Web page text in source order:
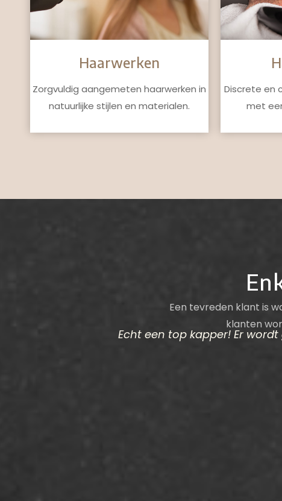
Haarwerken
Zorgvuldig aangemeten haarwerken in
natuurlijke stijlen en materialen.
Discrete en
met
Een tevreden klant is
klanten
Echt een top kapper! Er